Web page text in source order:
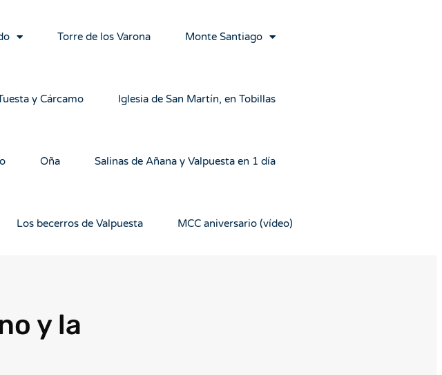
Torre de los Varona Monte Santiago
y Cárcamo Iglesia de San Martín, en Tobillas
Oña Salinas de Añana y Valpuesta en 1 día
Los becerros de Valpuesta MCC aniversario (vídeo)
y la